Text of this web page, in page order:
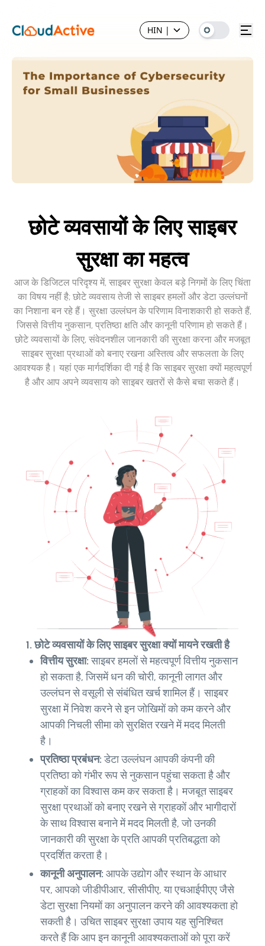
HIN |
छोटे व्यवसायों के लिए साइबर
सुरक्षा का महत्व
आज के डिजिटल परिदृश्य में, साइबर सुरक्षा केवल बड़े निगमों के लिए चिंता
का विषय नहीं है; छोटे व्यवसाय तेजी से साइबर हमलों और डेटा उल्लंघनों
का निशाना बन रहे हैं। सुरक्षा उल्लंघन के परिणाम विनाशकारी हो सकते हैं,
जिससे वित्तीय नुकसान, प्रतिष्ठा क्षति और कानूनी परिणाम हो सकते हैं।
छोटे व्यवसायों के लिए, संवेदनशील जानकारी की सुरक्षा करना और मजबूत
साइबर सुरक्षा प्रथाओं को बनाए रखना अस्तित्व और सफलता के लिए
आवश्यक है। यहां एक मार्गदर्शिका दी गई है कि साइबर सुरक्षा क्यों महत्वपूर्ण
है और आप अपने व्यवसाय को साइबर खतरों से कैसे बचा सकते हैं।
1. छोटे व्यवसायों के लिए साइबर सुरक्षा क्यों मायने रखती है
वित्तीय सुरक्षा:साइबर हमलों से महत्वपूर्ण वित्तीय नुकसान
हो सकता है, जिसमें धन की चोरी, कानूनी लागत और
उल्लंघन से वसूली से संबंधित खर्च शामिल हैं। साइबर
सुरक्षा में निवेश करने से इन जोखिमों को कम करने और
आपकी निचली सीमा को सुरक्षित रखने में मदद मिलती
है।
प्रतिष्ठा प्रबंधन:डेटा उल्लंघन आपकी कंपनी की
प्रतिष्ठा को गंभीर रूप से नुकसान पहुंचा सकता है और
ग्राहकों का विश्वास कम कर सकता है। मजबूत साइबर
सुरक्षा प्रथाओं को बनाए रखने से ग्राहकों और भागीदारों
के साथ विश्वास बनाने में मदद मिलती है, जो उनकी
जानकारी की सुरक्षा के प्रति आपकी प्रतिबद्धता को
प्रदर्शित करता है।
कानूनी अनुपालन: आपके उद्योग और स्थान के आधार
पर, आपको जीडीपीआर, सीसीपीए, या एचआईपीएए जैसे
डेटा सुरक्षा नियमों का अनुपालन करने की आवश्यकता हो
सकती है। उचित साइबर सुरक्षा उपाय यह सुनिश्चित
करते हैं कि आप इन कानूनी आवश्यकताओं को पूरा करें